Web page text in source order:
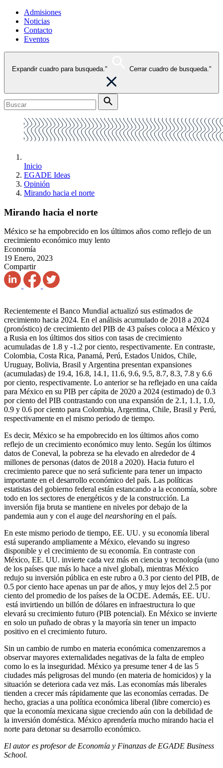
Admisiones
Noticias
Contacto
Eventos
Expandir cuadro para busqueda." Cerrar cuadro de busqueda."
Inicio
EGADE Ideas
Opinión
Mirando hacia el norte
Mirando hacia el norte
México se ha empobrecido en los últimos años como reflejo de un
crecimiento económico muy lento
Economía
19 Enero, 2023
Compartir
Recientemente el Banco Mundial actualizó sus estimados de
crecimiento hacia 2024. En el análisis acumulado de 2018 a 2024
(pronóstico) de crecimiento del PIB de 43 países coloca a México y
a Rusia en los últimos dos sitios con tasas de crecimiento
acumuladas de 1.8 y -1.2 por ciento, respectivamente. En contraste,
Colombia, Costa Rica, Panamá, Perú, Estados Unidos, Chile,
Uruguay, Bolivia, Brasil y Argentina presentan expansiones
(acumuladas) de 19.4, 16.8, 14.1, 11.6, 9.6, 9.5, 8.7, 8.3, 7.8 y 6.6
por ciento, respectivamente. Lo anterior se ha reflejado en una caída
para México en su PIB per cápita de 2020 a 2024 (estimado) de 0.3
por ciento del PIB contrastando con una expansión de 2.1, 1.1, 1.0,
0.9 y 0.6 por ciento para Colombia, Argentina, Chile, Brasil y Perú,
respectivamente en el mismo periodo de tiempo.
Es decir, México se ha empobrecido en los últimos años como
reflejo de un crecimiento económico muy lento. Según los últimos
datos de Coneval, la pobreza se ha elevado en alrededor de 4
millones de personas (datos de 2018 a 2020). Hacia futuro el
crecimiento parece que no será suficiente para tener un impacto
importante en el desarrollo económico del país. Las políticas
estatistas del gobierno federal están estancando a la economía, sobre
todo en los sectores de energéticos y de la construcción. La
inversión fija bruta se mantiene en niveles por debajo de la
pandemia aun y con el auge del nearshoring en el país.
En este mismo periodo de tiempo, EE. UU. y su economía liberal
está superando ampliamente a México, elevando su ingreso
disponible y el crecimiento de su economía. En contraste con
México, EE. UU. invierte cada vez más en ciencia y tecnología (uno
de los países que más lo hace a nivel global), mientras México
redujo su inversión pública en este rubro a 0.3 por ciento del PIB, de
0.5 por ciento hace apenas un par de años, y muy lejos del 2.5 por
ciento del promedio de los países de la OCDE. Además, EE. UU.
está invirtiendo un billón de dólares en infraestructura lo que
elevará su crecimiento futuro (PIB potencial). En México se invierte
en solo un puñado de obras y la mayoría sin tener un impacto
positivo en el crecimiento futuro.
Sin un cambio de rumbo en materia económica comenzaremos a
observar mayores externalidades negativas de la falta de empleo
como lo es la inseguridad. México ya presume tener 4 de las 5
ciudades más peligrosas del mundo (en materia de homicidos) y la
situación se deteriora cada vez más. Las economías más liberales
tienden a crecer más rápidamente que las economías cerradas. De
hecho, gracias a una política económica liberal (libre comercio) es
que la economía mexicana sigue creciendo aún con la debilidad de
la inversión doméstica. México aprendería mucho mirando hacia el
norte para detonar su desarrollo económico.
El autor es profesor de Economía y Finanzas de EGADE Business
School.